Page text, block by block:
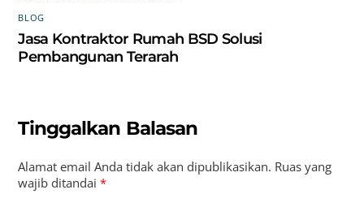
BLOG
Jasa Kontraktor Rumah BSD Solusi
Pembangunan Terarah
Tinggalkan Balasan
Alamat email Anda tidak akan dipublikasikan. Ruas yang
wajib ditandai*